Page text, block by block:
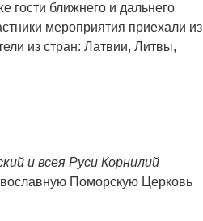
гости ближнего и дальнего
мероприятия приехали из
из стран: Латвии, Литвы,
и всея Руси Корнилий
Поморскую Церковь